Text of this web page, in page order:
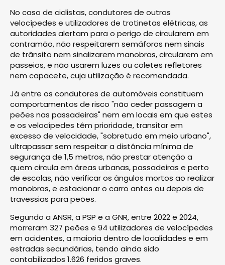
No caso de ciclistas, condutores de outros
velocípedes e utilizadores de trotinetas elétricas, as
autoridades alertam para o perigo de circularem em
contramão, não respeitarem semáforos nem sinais
de trânsito nem sinalizarem manobras, circularem em
passeios, e não usarem luzes ou coletes refletores
nem capacete, cuja utilização é recomendada.
Já entre os condutores de automóveis constituem
comportamentos de risco "não ceder passagem a
peões nas passadeiras" nem em locais em que estes
e os velocípedes têm prioridade, transitar em
excesso de velocidade, "sobretudo em meio urbano",
ultrapassar sem respeitar a distância mínima de
segurança de 1,5 metros, não prestar atenção a
quem circula em áreas urbanas, passadeiras e perto
de escolas, não verificar os ângulos mortos ao realizar
manobras, e estacionar o carro antes ou depois de
travessias para peões.
Segundo a ANSR, a PSP e a GNR, entre 2022 e 2024,
morreram 327 peões e 94 utilizadores de velocípedes
em acidentes, a maioria dentro de localidades e em
estradas secundárias, tendo ainda sido
contabilizados 1.626 feridos graves.